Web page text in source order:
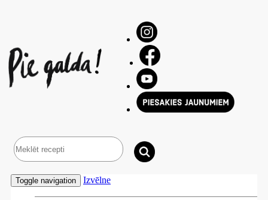
Toggle navigation Izvēlne